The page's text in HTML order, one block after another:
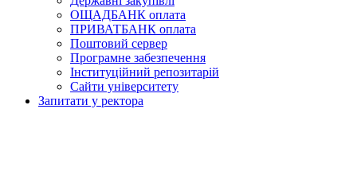
ОЩАДБАНК оплата
ПРИВАТБАНК оплата
Поштовий сервер
Програмне забезпечення
Інституційний репозитарій
Сайти університету
Запитати у ректора